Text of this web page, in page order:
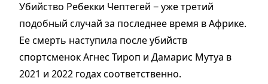
Убийство Ребекки Чептегей − уже третий
подобный случай за последнее время в Африке.
Ее смерть наступила после убийств
спортсменок Агнес Тироп и Дамарис Мутуа в
2021 и 2022 годах соответственно.